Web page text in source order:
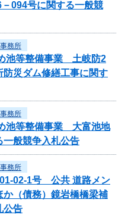
094号に関する一般競
務所
池等整備事業 土岐防2
災ダム修繕工事に関す
務所
池等整備事業 大富池地
般競争入札公告
務所
02-1号 公共 道路メン
（債務）鏡岩橋橋梁補
公告